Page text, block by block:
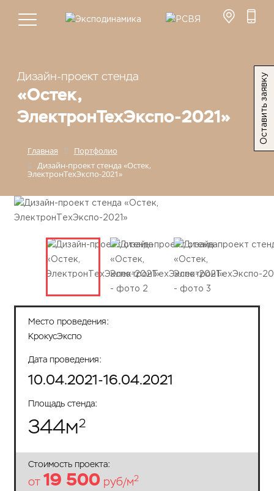
Главная
Портфолио
Дизайн-проект стенда «Остек,
ЭлектронТехЭкспо-2021»
Дизайн-проект стенда
«Остек,
ЭлектронТехЭкспо-2021»
Стоимость проекта:
от 19 500 руб/м2
Место проведения:
КрокусЭкспо
Дата проведения:
10.04.2021-16.04.2021
Площадь стенда:
344м2
Оставить заявку